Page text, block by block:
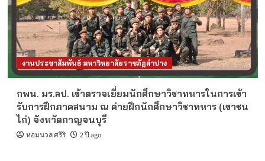
งานประชาสัมพันธ์ มหาวิทยาลัยราชภัฏลำปาง
กพน. มร.ลป. เข้าตรวจเยี่ยมนักศึกษาวิชาทหารในการเข้า
รับการฝึกภาคสนาม ณ ค่ายฝึกนักศึกษาวิชาทหาร (เขาชน
ไก่) จังหวัดกาญจนบุรี
หอมนวล ศรีริ 2 ปี ago